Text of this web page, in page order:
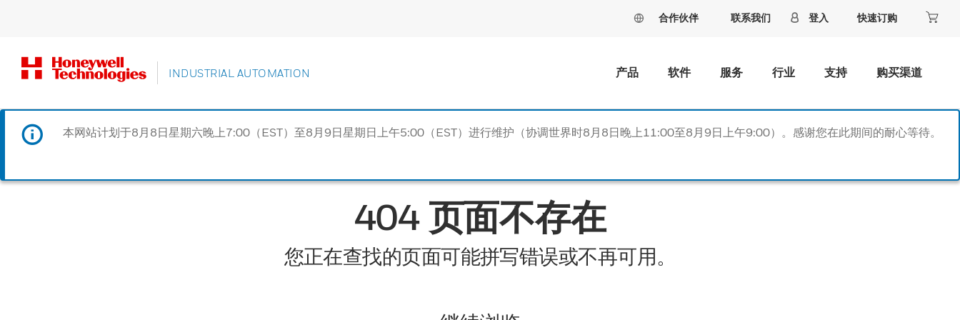
合作伙伴 联系我们 登入 快速订购
INDUSTRIAL AUTOMATION 产品 软件 服务 行业 支持 购买渠道
本网站计划于8月8日星期六晚上7:00（EST）至8月9日星期日上午5:00（EST）进行维护（协调世界时8月8日晚上11:00至8月9日上午9:00）。感谢您在此期间的耐心等待。
404 页面不存在
您正在查找的页面可能拼写错误或不再可用。